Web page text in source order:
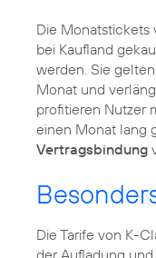
Die Monatstickets
bei Kaufland
werden. Sie
Monat und
profitieren Nutzer
einen Monat lang
Vertragsbindung
Die Tarife von K-